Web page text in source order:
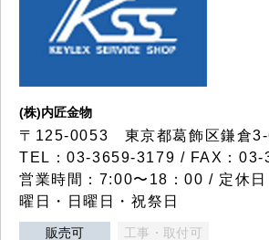
(株)内匠金物
〒125-0053 東京都葛飾区鎌倉
TEL：03-3659-3179 / FAX：03-
営業時間：7:00〜18：00 / 定休日
曜日・日曜日・祝祭日
販売可 工事・取付可